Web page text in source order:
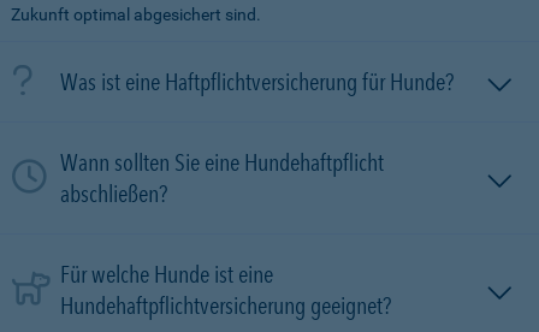
Zukunft optimal abgesichert sind.
Was ist eine Haftpflichtversicherung für Hunde?
Wann sollten Sie eine Hundehaftpflicht
abschließen?
Für welche Hunde ist eine
Hundehaftpflichtversicherung geeignet?